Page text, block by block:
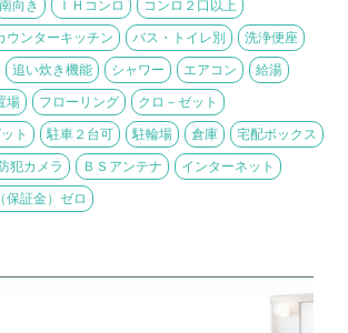
南向き ＩＨコンロ コンロ２口以上
ウンターキッチン バス・トイレ別 洗浄便座
追い炊き機能 シャワー エアコン 給湯
場 フローリング クロ－ゼット
ト 駐車２台可 駐輪場 倉庫 宅配ボックス
犯カメラ ＢＳアンテナ インターネット
保証金）ゼロ